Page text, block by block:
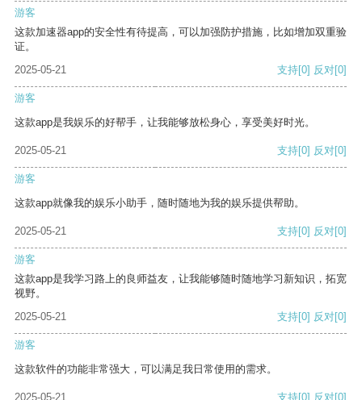
游客
这款加速器app的安全性有待提高，可以加强防护措施，比如增加双重验
证。
2025-05-21
支持[0] 反对[0]
游客
这款app是我娱乐的好帮手，让我能够放松身心，享受美好时光。
2025-05-21 支持[0] 反对[0]
游客
这款app就像我的娱乐小助手，随时随地为我的娱乐提供帮助。
2025-05-21 支持[0] 反对[0]
游客
这款app是我学习路上的良师益友，让我能够随时随地学习新知识，拓宽
视野。
2025-05-21
支持[0] 反对[0]
游客
这款软件的功能非常强大，可以满足我日常使用的需求。
2025-05-21 支持[0] 反对[0]